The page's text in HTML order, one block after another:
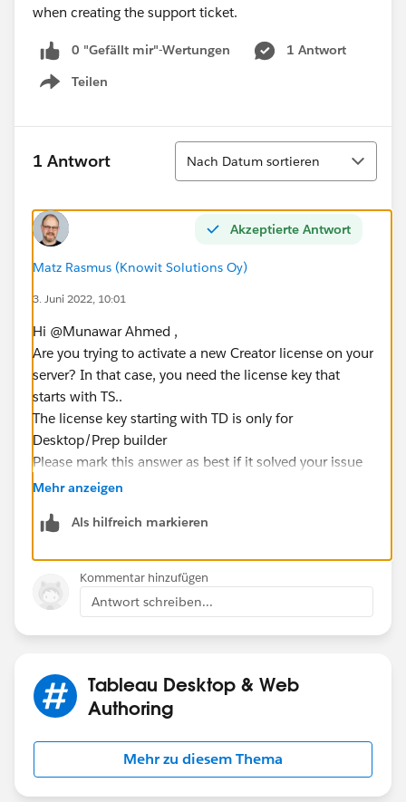
when creating the support ticket.
0 "Gefällt mir"-Wertungen
1 Antwort
Teilen
Show menu
1 Antwort
Sortieren
Nach Datum sortieren
Akzeptierte Antwort
Matz Rasmus (Knowit Solutions Oy)
3. Juni 2022, 10:01
Hi @Munawar Ahmed​ ,
Are you trying to activate a new Creator license on your
server? In that case, you need the license key that
starts with TS..
The license key starting with TD is only for
Desktop/Prep builder
Please mark this answer as best if it solved your issue
Mehr anzeigen
Als hilfreich markieren
Kommentar hinzufügen
Antwort schreiben...
Tableau Desktop & Web
Authoring
Mehr zu diesem Thema